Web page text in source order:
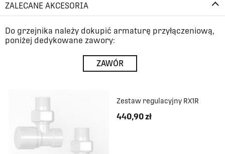
ZALECANE AKCESORIA
Do grzejnika należy dokupić armaturę przyłączeniową,
poniżej dedykowane zawory:
ZAWÓR
Zestaw regulacyjny RX1R
440,90 zł